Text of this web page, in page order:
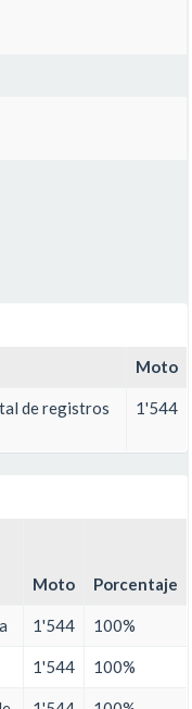
Moto
de registros
1'544
Moto Porcentaje
1'544 100%
1'544 100%